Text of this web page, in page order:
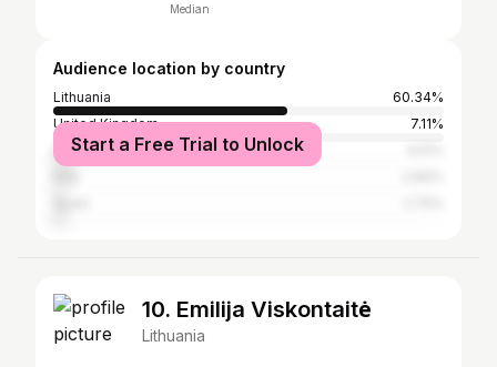
Median
Audience location by country
Lithuania
60.34%
United Kingdom
7.11%
France
Start a Free Trial to Unlock
10. Emilija Viskontaitė
Lithuania